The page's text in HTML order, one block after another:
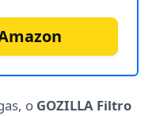
o GOZILLA Filtro